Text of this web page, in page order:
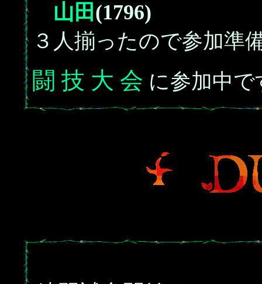
山田 (1796)
３人揃ったので参加準
闘 技 大 会 に参加中で